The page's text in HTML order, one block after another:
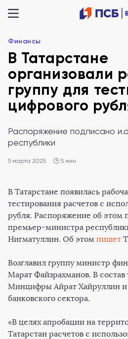
Финансы
В Татарстане
организовали
группу для
цифрового
Распоряжение подписано
республики
5 марта 2025 🕒 5 мин
В Татарстане появилась
тестирования расчетов с
рубля. Распоряжение об этом
премьер-министра
Нигматуллин. Об этом пишет
Возглавил группу министр
Марат Файзрахманов. В состав
Минцифры Айрат Хайруллин и
банковского сектора.
«В целях апробации на
Татарстан расчетов с